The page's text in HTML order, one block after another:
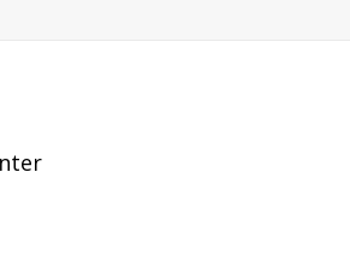
CONTACT